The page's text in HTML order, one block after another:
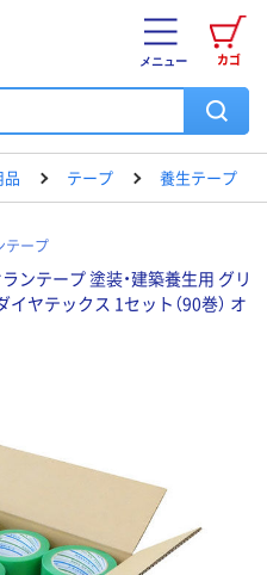
カゴ
メニュー
テープ 養生テープ
テープ
ンテープ 塗装・建築養生用 グリ
ヤテックス 1セット（90巻） オ